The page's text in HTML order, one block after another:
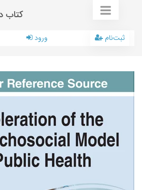
کتاب
ورود ثبت‌نام